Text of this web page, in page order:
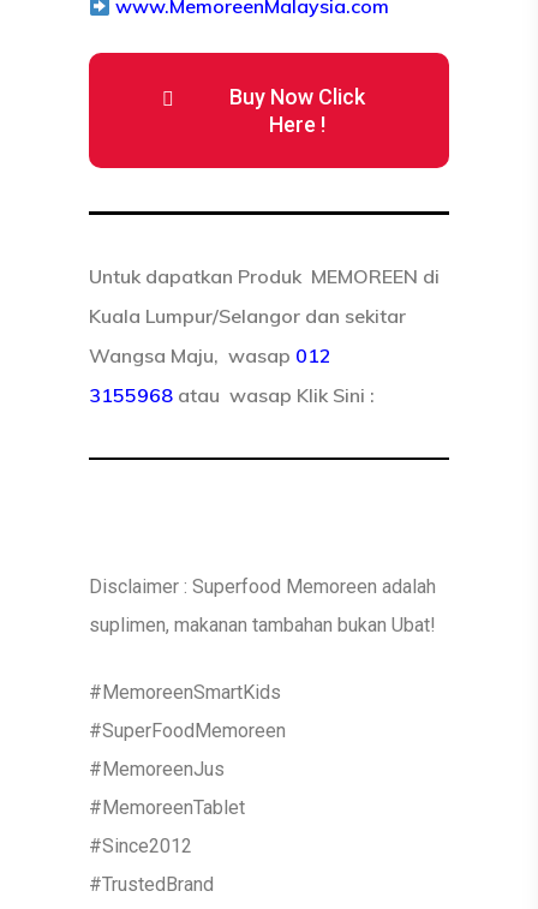
www.MemoreenMalaysia.com
Buy Now Click
Here !
Untuk dapatkan Produk MEMOREEN di
Kuala Lumpur/Selangor dan sekitar
Wangsa Maju, wasap 012
3155968 atau wasap Klik Sini :
Disclaimer : Superfood Memoreen adalah
suplimen, makanan tambahan bukan Ubat!
#MemoreenSmartKids
#SuperFoodMemoreen
#MemoreenJus
#MemoreenTablet
#Since2012
#TrustedBrand
UTAMA
Blog
TESTIMONI
TESTIMONI RESDUNG
SHOP NOW
AKAUN